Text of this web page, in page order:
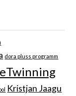
dora pluss programm
eTwinning
Kristjan Jaagu